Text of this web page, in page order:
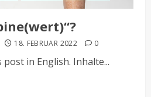
18. FEBRUAR 2022 0
in English. Inhalte...